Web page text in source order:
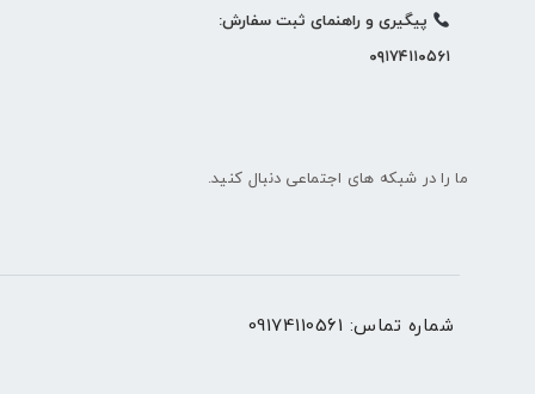
پيگيری و راهنمای ثبت سفارش:
۰۹۱۷۴۱۱۰۵۶۱
ما را در شبکه های اجتماعی دنبال کنید.
شماره تماس: 09174110561